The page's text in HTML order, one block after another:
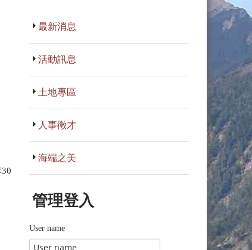
最新消息
活動訊息
土地專區
人事徵才
海端之美
管理登入
User name